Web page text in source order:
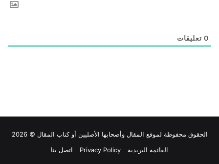
0 تعليقات
الحقوق محفوظة لموقع المقال وأصحابها الأصليين أو كتاب المقال © 2026
القائمة البريدية
Privacy Policy اتصل بنا